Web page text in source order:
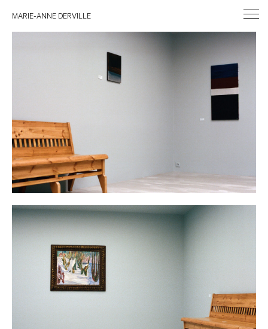
MARIE-ANNE DERVILLE
Exhibition design, « Edvard Munch/Anna Eva Bergman : une cosmologie
La scénographie de l’exposition, réalisée par Marie-Anne Derville (en
collaboration avec Lucie Olivier, la galerie Eric Philippe et l’Atelier
Meriguet-Carrère) cherche à donner du corps à l’espace afin d’y valoriser
les œuvres exposées et leur propre histoire.
© Dai Sakai
© Aliki Christoforou